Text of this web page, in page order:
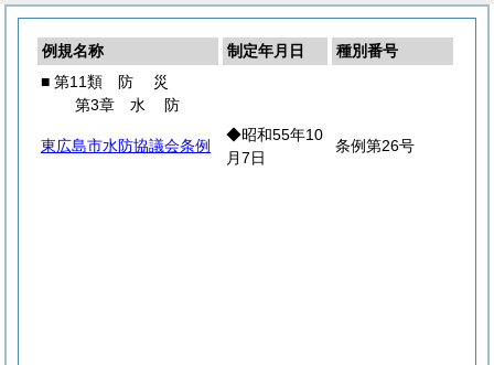
例規名称 制定年月日
種別番号
■ 第11類 防 災
第3章 水 防
東広島市水防協議会条例
◆昭和55年10
月7日
条例第26号